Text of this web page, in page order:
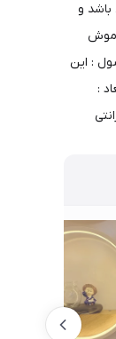
باشد و
خاموش
: این
ابعاد :